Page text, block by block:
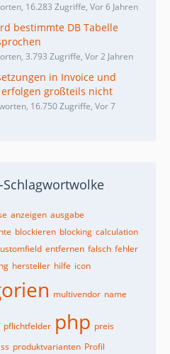
16.283 Zugriffe, Vor 6 Jahren
bestimmte DB Tabelle
3.793 Zugriffe, Vor 2 Jahren
in Invoice und
großteils nicht
16.750 Zugriffe, Vor 7
anzeigen ausgabe
blockieren blocking calculation
entfernen falsch fehler
hersteller hilfe icon
multivendor name
pflichtfelder php preis
produktvarianten Profil